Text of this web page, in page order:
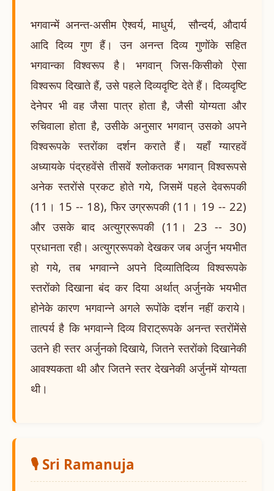
भगवान्में अनन्त-असीम ऐश्वर्य, माधुर्य, सौन्दर्य, औदार्य
आदि दिव्य गुण हैं। उन अनन्त दिव्य गुणोंके सहित
भगवान्का विश्वरूप है। भगवान् जिस-किसीको ऐसा
विश्वरूप दिखाते हैं, उसे पहले दिव्यदृष्टि देते हैं। दिव्यदृष्टि
देनेपर भी वह जैसा पात्र होता है, जैसी योग्यता और
रुचिवाला होता है, उसीके अनुसार भगवान् उसको अपने
विश्वरूपके स्तरोंका दर्शन कराते हैं। यहाँ ग्यारहवें
अध्यायके पंद्रहवेंसे तीसवें श्लोकतक भगवान् विश्वरूपसे
अनेक स्तरोंसे प्रकट होते गये, जिसमें पहले देवरूपकी
(11। 15 -- 18), फिर उग्ररूपकी (11। 19 -- 22)
और उसके बाद अत्युग्ररूपकी (11। 23 -- 30)
प्रधानता रही। अत्युग्ररूपको देखकर जब अर्जुन भयभीत
हो गये, तब भगवान्ने अपने दिव्यातिदिव्य विश्वरूपके
स्तरोंको दिखाना बंद कर दिया अर्थात् अर्जुनके भयभीत
होनेके कारण भगवान्ने अगले रूपोंके दर्शन नहीं कराये।
तात्पर्य है कि भगवान्ने दिव्य विराट्रूपके अनन्त स्तरोंमेंसे
उतने ही स्तर अर्जुनको दिखाये, जितने स्तरोंको दिखानेकी
आवश्यकता थी और जितने स्तर देखनेकी अर्जुनमें योग्यता
थी।
🎙️ Sri Ramanuja